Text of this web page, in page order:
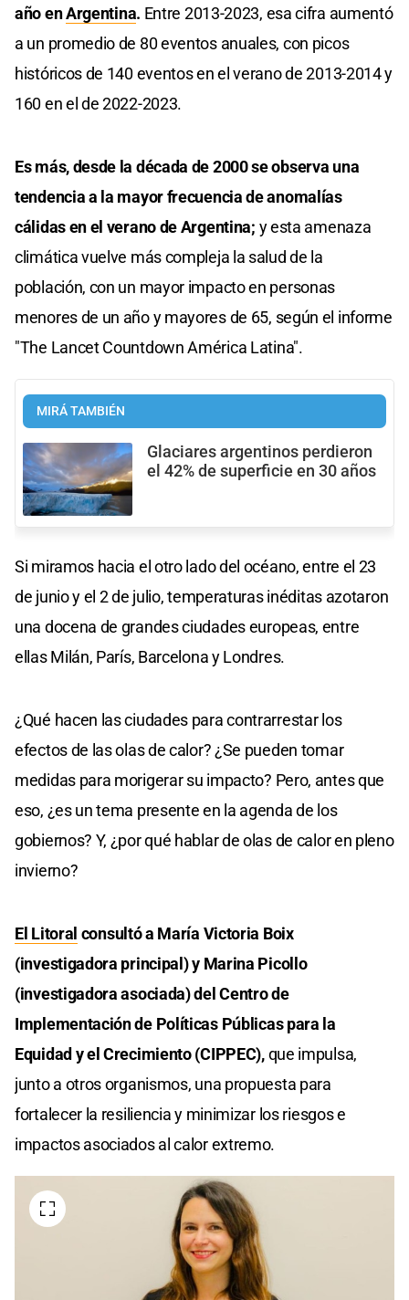
año enArgentina. Entre 2013-2023, esa cifra aumentó
a un promedio de 80 eventos anuales, con picos
históricos de 140 eventos en el verano de 2013-2014 y
160 en el de 2022-2023.
Es más, desde la década de 2000 se observa una
tendencia a la mayor frecuencia de anomalías
cálidas en el verano de Argentina; y esta amenaza
climática vuelve más compleja la salud de la
población, con un mayor impacto en personas
menores de un año y mayores de 65, según el informe
"The Lancet Countdown América Latina".
MIRÁ TAMBIÉN
Glaciares argentinos perdieron
el 42% de superficie en 30 años
Si miramos hacia el otro lado del océano, entre el 23
de junio y el 2 de julio, temperaturas inéditas azotaron
una docena de grandes ciudades europeas, entre
ellas Milán, París, Barcelona y Londres.
¿Qué hacen las ciudades para contrarrestar los
efectos de las olas de calor? ¿Se pueden tomar
medidas para morigerar su impacto? Pero, antes que
eso, ¿es un tema presente en la agenda de los
gobiernos? Y, ¿por qué hablar de olas de calor en pleno
invierno?
El Litoral consultó a María Victoria Boix
(investigadora principal) y Marina Picollo
(investigadora asociada) del Centro de
Implementación de Políticas Públicas para la
Equidad y el Crecimiento (CIPPEC),que impulsa,
junto a otros organismos, una propuesta para
fortalecer la resiliencia y minimizar los riesgos e
impactos asociados al calor extremo.